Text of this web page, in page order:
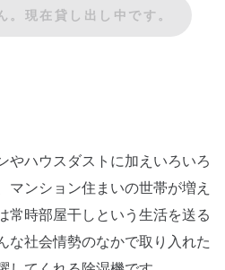
。現在貸し出し中です。
やハウスダストに加えいろいろ
マンション住まいの世帯が増え
常時部屋干しという生活を送る
な社会情勢のなかで取り入れた